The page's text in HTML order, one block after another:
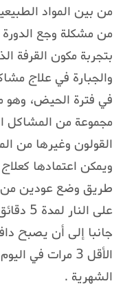
من بين المواد
من مشكلة وجع
بتجربة مكون القرفة
والجبارة في علاج
في فترة الحيض، وهو
مجموعة من المشاكل
القولون وغيرها من
ويمكن اعتمادها
طريق وضع عودين من
على
جانبا إلى أن يصبح
الأقل 3 مرات
الشهرية .